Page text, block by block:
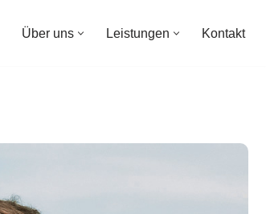
Über uns Leistungen Kontakt